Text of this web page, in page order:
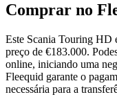
Comprar no
Este Scania Touring HD
preço de €183.000.
online, iniciando uma
Fleequid garante o
necessária para a